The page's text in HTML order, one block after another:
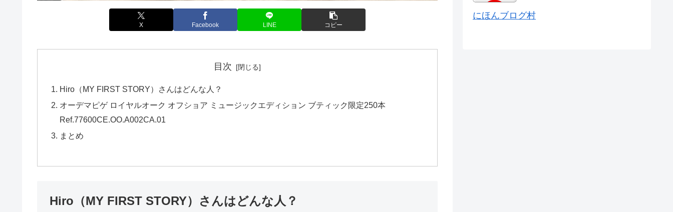
X Facebook LINE コピー
目次
Hiro（MY FIRST STORY）さんはどんな人？
オーデマピゲ ロイヤルオーク オフショア ミュージックエディション ブティック限定250本
Ref.77600CE.OO.A002CA.01
まとめ
Hiro（MY FIRST STORY）さんはどんな人？
にほんブログ村